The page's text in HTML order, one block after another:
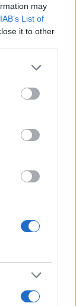
may
IAB’s List of
it to other
Google
may click to
tags to
Google